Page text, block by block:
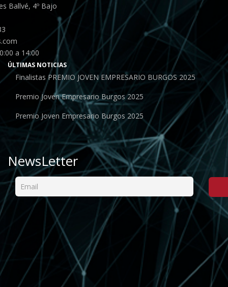
Ballvé, 4º Bajo
a 14:00
ÚLTIMAS NOTICIAS
Finalistas PREMIO JOVEN EMPRESARIO BURGOS 2025
Premio Joven Empresario Burgos 2025
Premio Joven Empresario Burgos 2025
NewsLetter